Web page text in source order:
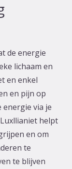
de energie
lichaam en
en enkel
en pijn op
via je
helpt
en om
te
te blijven